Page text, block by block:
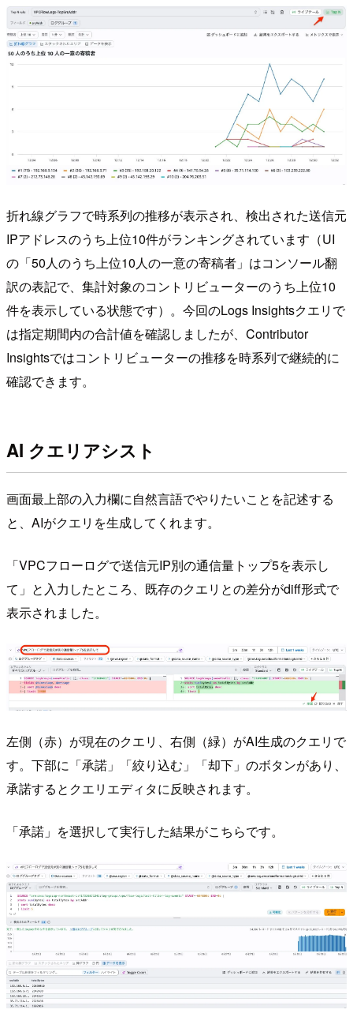
折れ線グラフで時系列の推移が表示され、検出された送信元
IPアドレスのうち上位10件がランキングされています（UI
の「50人のうち上位10人の一意の寄稿者」はコンソール翻
訳の表記で、集計対象のコントリビューターのうち上位10
件を表示している状態です）。今回のLogs Insightsクエリで
は指定期間内の合計値を確認しましたが、Contributor
Insightsではコントリビューターの推移を時系列で継続的に
確認できます。
AI クエリアシスト
画面最上部の入力欄に自然言語でやりたいことを記述する
と、AIがクエリを生成してくれます。
「VPCフローログで送信元IP別の通信量トップ5を表示し
て」と入力したところ、既存のクエリとの差分がdiff形式で
表示されました。
左側（赤）が現在のクエリ、右側（緑）がAI生成のクエリで
す。下部に「承諾」「絞り込む」「却下」のボタンがあり、
承諾するとクエリエディタに反映されます。
「承諾」を選択して実行した結果がこちらです。